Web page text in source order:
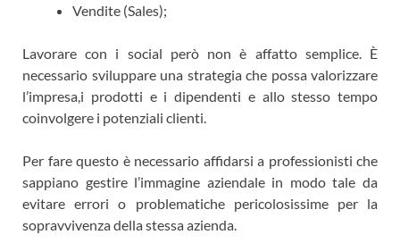
Vendite (Sales);
Lavorare con i social però non è affatto semplice. È
necessario sviluppare una strategia che possa valorizzare
l’impresa,i prodotti e i dipendenti e allo stesso tempo
coinvolgere i potenziali clienti.
Per fare questo è necessario affidarsi a professionisti che
sappiano gestire l’immagine aziendale in modo tale da
evitare errori o problematiche pericolosissime per la
sopravvivenza della stessa azienda.